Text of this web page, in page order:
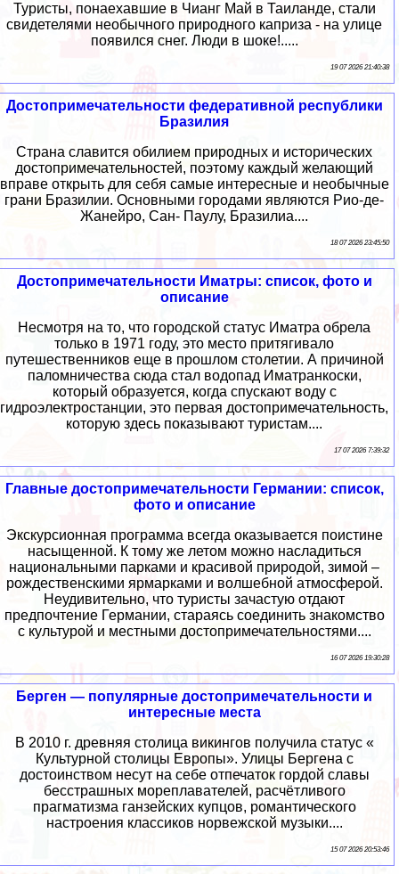
Туристы, понаехавшие в Чианг Май в Таиланде, стали
свидетелями необычного природного каприза - на улице
появился снег. Люди в шоке!.....
19 07 2026 21:40:38
Достопримечательности федеративной республики
Бразилия
Страна славится обилием природных и исторических
достопримечательностей, поэтому каждый желающий
вправе открыть для себя самые интересные и необычные
грани Бразилии. Основными городами являются Рио-де-
Жанейро, Сан- Паулу, Бразилиа....
18 07 2026 23:45:50
Достопримечательности Иматры: список, фото и
описание
Несмотря на то, что городской статус Иматра обрела
только в 1971 году, это место притягивало
путешественников еще в прошлом столетии. А причиной
паломничества сюда стал водопад Иматранкоски,
который образуется, когда спускают воду с
гидроэлектростанции, это первая достопримечательность,
которую здесь показывают туристам....
17 07 2026 7:39:32
Главные достопримечательности Германии: список,
фото и описание
Экскурсионная программа всегда оказывается поистине
насыщенной. К тому же летом можно насладиться
национальными парками и красивой природой, зимой –
рождественскими ярмарками и волшебной атмосферой.
Неудивительно, что туристы зачастую отдают
предпочтение Германии, стараясь соединить знакомство
с культурой и местными достопримечательностями....
16 07 2026 19:30:28
Берген — популярные достопримечательности и
интересные места
В 2010 г. древняя столица викингов получила статус «
Культурной столицы Европы». Улицы Бергена с
достоинством несут на себе отпечаток гордой славы
бесстрашных мореплавателей, расчётливого
прагматизма ганзейских купцов, романтического
настроения классиков норвежской музыки....
15 07 2026 20:53:46